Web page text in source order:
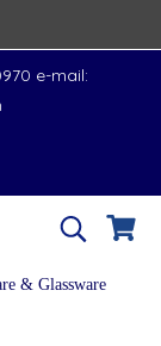
e-mail:
& Glassware